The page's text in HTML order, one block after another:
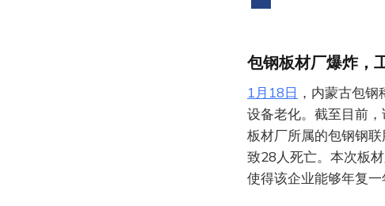
包钢板材厂爆炸，
1月18日 ，内蒙古包
设备老化。截至目前
板材厂所属的包钢钢
致28人死亡。本次板
使得该企业能够年复